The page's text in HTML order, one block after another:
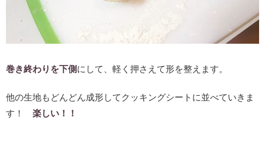
巻き終わりを下側にして、軽く押さえて形を整えます。
他の生地もどんどん成形してクッキングシートに並べていきま
す！ 楽しい！！